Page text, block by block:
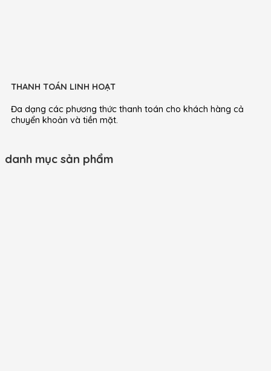
THANH TOÁN LINH HOẠT
Đa dạng các phương thức thanh toán cho khách hàng cả
chuyển khoản và tiền mặt.
danh mục sản phẩm